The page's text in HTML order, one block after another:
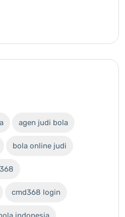
agen judi bola
bola online judi
cmd368 login